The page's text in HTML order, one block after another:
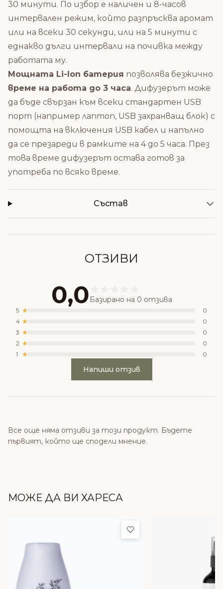
30 минути. По избор е наличен и 8-часов
интервален режим, който разпръсква аромат
или на всеки 30 секунди, или на 5 минути с
еднакво дълги интервали на почивка между
работата му.
Мощната Li-Ion батерия позволява безжично
време на работа до 3 часа. Дифузерът може
да бъде свързан към всеки стандартен USB
порт (например лаптоп, USB захранващ блок) с
помощта на включения USB кабел и напълно
да се презареди в рамките на 4 до 5 часа. През
това време дифузерът остава готов за
употреба по всяко време.
Състав
ОТЗИВИ
0,0 Базирано на 0 отзива
5
0
4
0
3
0
2
0
1
0
Напиши отзив
Все още няма отзиви за този продукт. Бъдете
първият, който ще сподели мнение.
МОЖЕ ДА ВИ ХАРЕСА
Добави в любими